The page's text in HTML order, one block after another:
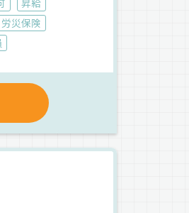
労災保険